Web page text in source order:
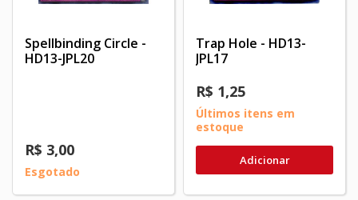
Spellbinding Circle -
HD13-JPL20
R$ 3,00
Esgotado
Trap Hole - HD13-
JPL17
R$ 1,25
Últimos itens em
estoque
Adicionar